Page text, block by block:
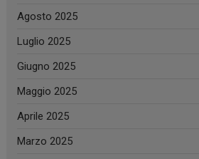
Agosto 2025
Luglio 2025
Giugno 2025
Maggio 2025
Aprile 2025
Marzo 2025